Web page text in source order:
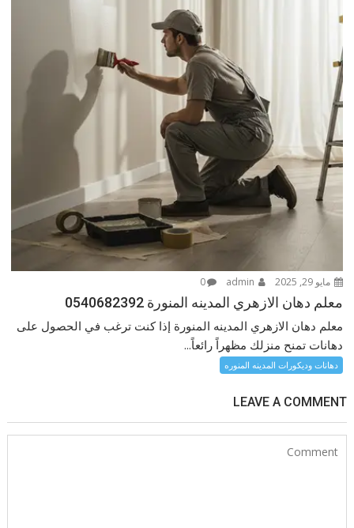
مايو 29, 2025 0
معلم دهان الازهري المدينه المنورة 0540682392
معلم دهان الازهري المدينه المنورة إذا كنت ترغب في الحصول على
دهانات تمنح منزلك مظهراً رائعاً...
دهانات وديكورات المدينه المنوره
LEAVE A COMMENT